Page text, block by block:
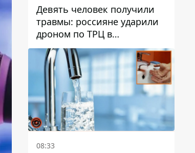
Девять человек получили
травмы: россияне ударили
дроном по ТРЦ в
Павлограде, будет ли
работать заведение в
дальнейшем
08:33